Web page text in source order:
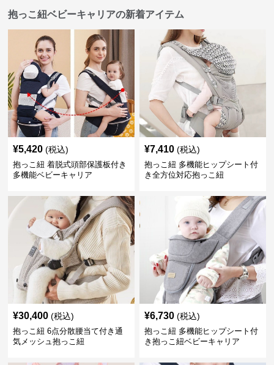
抱っこ紐ベビーキャリアの新着アイテム
¥5,420 (税込)
抱っこ紐 着脱式頭部保護板付き
多機能ベビーキャリア
¥7,410 (税込)
抱っこ紐 多機能ヒップシート付
き全方位対応抱っこ紐
¥30,400 (税込)
抱っこ紐 6点分散腰当て付き通
気メッシュ抱っこ紐
¥6,730 (税込)
抱っこ紐 多機能ヒップシート付
き抱っこ紐ベビーキャリア